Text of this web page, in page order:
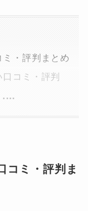
・評判まとめ
コミ・評判
コミ・評判ま